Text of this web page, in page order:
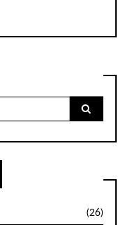
(26)